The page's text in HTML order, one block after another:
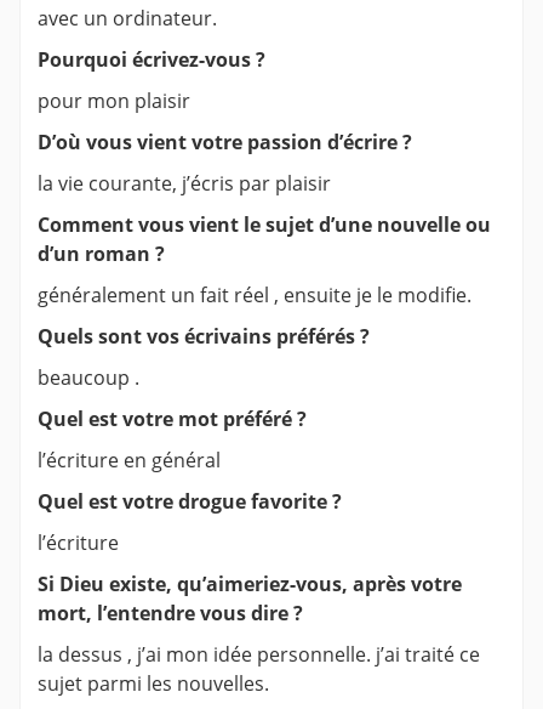
avec un ordinateur.
Pourquoi écrivez-vous ?
pour mon plaisir
D’où vous vient votre passion d’écrire ?
la vie courante, j’écris par plaisir
Comment vous vient le sujet d’une nouvelle ou
d’un roman ?
généralement un fait réel , ensuite je le modifie.
Quels sont vos écrivains préférés ?
beaucoup .
Quel est votre mot préféré ?
l’écriture en général
Quel est votre drogue favorite ?
l’écriture
Si Dieu existe, qu’aimeriez-vous, après votre
mort, l’entendre vous dire ?
la dessus , j’ai mon idée personnelle. j’ai traité ce
sujet parmi les nouvelles.